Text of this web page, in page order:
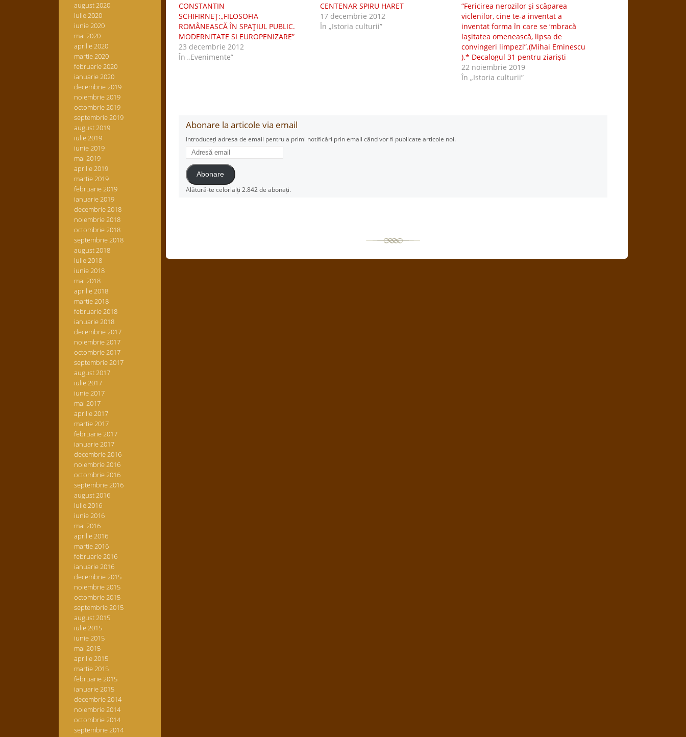
august 2020
iulie 2020
iunie 2020
mai 2020
aprilie 2020
martie 2020
februarie 2020
ianuarie 2020
decembrie 2019
noiembrie 2019
octombrie 2019
septembrie 2019
august 2019
iulie 2019
iunie 2019
mai 2019
aprilie 2019
martie 2019
februarie 2019
ianuarie 2019
decembrie 2018
noiembrie 2018
octombrie 2018
septembrie 2018
august 2018
iulie 2018
iunie 2018
mai 2018
aprilie 2018
martie 2018
februarie 2018
ianuarie 2018
decembrie 2017
noiembrie 2017
octombrie 2017
septembrie 2017
august 2017
iulie 2017
iunie 2017
mai 2017
aprilie 2017
martie 2017
februarie 2017
ianuarie 2017
decembrie 2016
noiembrie 2016
octombrie 2016
septembrie 2016
august 2016
iulie 2016
iunie 2016
mai 2016
aprilie 2016
martie 2016
februarie 2016
ianuarie 2016
decembrie 2015
noiembrie 2015
octombrie 2015
septembrie 2015
august 2015
iulie 2015
iunie 2015
mai 2015
aprilie 2015
martie 2015
februarie 2015
ianuarie 2015
decembrie 2014
noiembrie 2014
octombrie 2014
septembrie 2014
CONSTANTIN
SCHIFIRNEŢ:,,FILOSOFIA
ROMÂNEASCĂ ÎN SPAŢIUL PUBLIC.
MODERNITATE SI EUROPENIZARE”
23 decembrie 2012
În „Evenimente”
CENTENAR SPIRU HARET
17 decembrie 2012
În „Istoria culturii”
“Fericirea nerozilor şi scăparea
viclenilor, cine te-a inventat a
inventat forma în care se ‘mbracă
laşitatea omenească, lipsa de
convingeri limpezi”.(Mihai Eminescu
).* Decalogul 31 pentru ziariști
22 noiembrie 2019
În „Istoria culturii”
Abonare la articole via email
Introduceți adresa de email pentru a primi notificări prin email când vor fi publicate articole noi.
Adresă
email
Abonare
Alătură-te celorlalți 2.842 de abonați.